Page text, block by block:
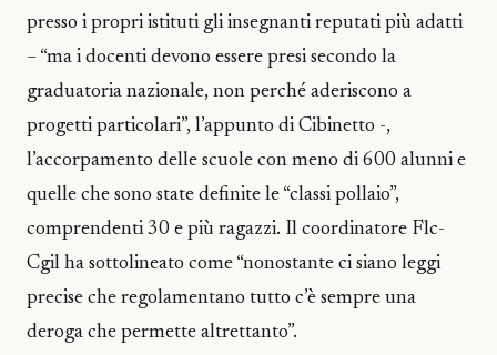
presso i propri istituti gli insegnanti reputati più adatti
– “ma i docenti devono essere presi secondo la
graduatoria nazionale, non perché aderiscono a
progetti particolari”, l’appunto di Cibinetto -,
l’accorpamento delle scuole con meno di 600 alunni e
quelle che sono state definite le “classi pollaio”,
comprendenti 30 e più ragazzi. Il coordinatore Flc-
Cgil ha sottolineato come “nonostante ci siano leggi
precise che regolamentano tutto c’è sempre una
deroga che permette altrettanto”.